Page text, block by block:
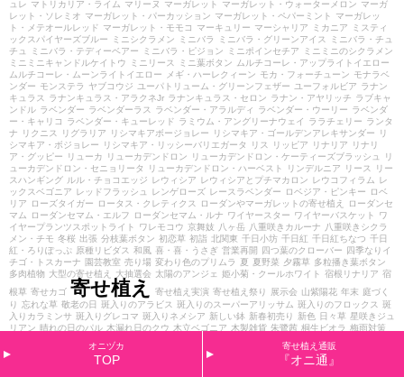
ュレ マトリカリア・ライム マリーヌ マーガレット マーガレット・ウォーターメロン マーガ
レット・ソレミオ マーガレット・パーカッション マーガレット・ペパーミント
マーガレッ
ト・メテオールレッド マーガレット・モモコ マーキュリー マーシャリア ミカニア
ミスティ
ックスパイヤーズブルー
ミニシクラメン ミニバラ ミニバラ・グリーンアイス
ミニバラ・チュ
チュ
ミニバラ・テディーベアー ミニバラ・ピジョン ミニポインセチア
ミニミニのシクラメン
ミニミニキャンドルケイトウ
ミニリース ミニ葉ボタン
ムルチコーレ・アップライトイエロー
ムルチコーレ・ムーンライトイエロー
メギ・ハーレクィーン モカ・フォーチューン モナラベ
ンダー モンステラ ヤブコウジ ユーパトリューム・グリーンフェザー ユーフォルビア ラナン
キュラス
ラナンキュラス・アラクネJr ラナンキュラス・セロン ラナン・アヤリッチ ラブキャ
ンドル ラベンダー ラベンダーラス ラベンダー・アラルディ ラベンダー・ウーリー ラベンダ
ー・キャリコ
ラベンダー・キューレッド ラミウム・アングリーナウェイ ララチェリー ランタ
ナ
リクニス リグラリア リシマキアボージョレー リシマキア・ゴールデンアレキサンダー
リ
シマキア・ボジョレー
リシマキア・リッシーバリエガータ リス リッピア リナリア
リナリ
ア・グッピー
リューカ リューカデンドロン リューカデンドロン・ケーティーズブラッシュ
リ
ューカデンドロン・セニョリータ
リューカデンドロン・ハーベスト リンデルニア リース
リー
スハンギング ルル・チョコエッジ レウィシア レウィシアとプチマカロン レウコフィラム レ
ックスベゴニア レッドフラッシュ レンゲローズ レースラベンダー ロベジア・ピンキー
ロベ
リア
ローズタイガー ロータス・クレティクス ローダンやマーガレットの寄せ植え
ローダンセ
マム
ローダンセマム・エルフ ローダンセマム・ルナ ワイヤースター ワイヤーバスケット
ワ
イヤープランツスポットライト
ワレモコウ 京舞妓 八ヶ岳 八重咲きカルーナ
八重咲きシクラ
メン・チモ 冬桜 出張 分枝葉ボタン 初恋草 初詣 北関東 千日小坊 千日紅 千日紅ちなつ 千日
紅・ろりぽっぷ 原種リビダス 和風 喜・喜・うさぎ 営業再開 四つ葉のクローバー 四季なりイ
チゴ・トスカーナ
園芸教室 売り場 変わり色のプリムラ 夏 夏野菜 夕霧草 多粒播き葉ボタン
多肉植物 大型の寄せ植え 大抽選会 太陽のアンジェ 姫小菊・クールホワイト 宿根リナリア 宿
根草 寄せカゴ 寄せ植え 寄せ植え実演 寄せ植え祭り 展示会 山紫陽花 年末 庭づく
り 忘れな草 敬老の日 斑入りのアラビス 斑入りのスーパーアリッサム 斑入りのフロックス 斑
入りカラミンサ 斑入りグレコマ 斑入りネメシア 新しい鉢 新春初売り 新色 日々草 星咲きジュ
リアン 晴れの日のパル 木漏れ日のクウ 木立ベゴニア 木製雑貨 朱鷺茜 桐生ビオラ 梅雨対策
植え込みのお仕事 歌姫 水仙 渋谷園芸
球根 球根ベゴニア 神戸ビオラ 秋バラフェア
紅葉カルーナ 緑のマーケット
オニヅカ
TOP
寄せ植え通販
『オニ通』